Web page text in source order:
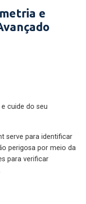
e
cuide do seu
serve para identificar
perigosa por meio da
para verificar